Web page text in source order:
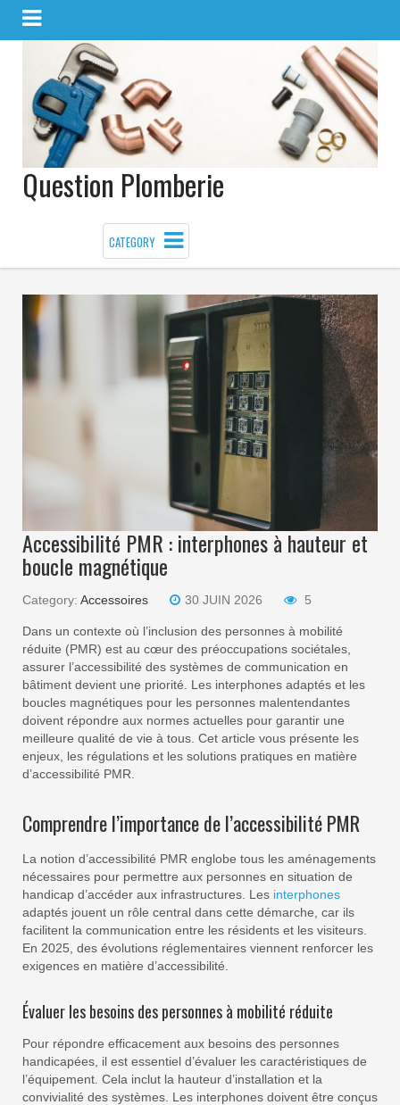
Question Plomberie
CATEGORY
Accessibilité PMR : interphones à hauteur et
boucle magnétique
Category: Accessoires 30 JUIN 2026 5
Dans un contexte où l’inclusion des personnes à mobilité
réduite (PMR) est au cœur des préoccupations sociétales,
assurer l’accessibilité des systèmes de communication en
bâtiment devient une priorité. Les interphones adaptés et les
boucles magnétiques pour les personnes malentendantes
doivent répondre aux normes actuelles pour garantir une
meilleure qualité de vie à tous. Cet article vous présente les
enjeux, les régulations et les solutions pratiques en matière
d’accessibilité PMR.
Comprendre l’importance de l’accessibilité PMR
La notion d’accessibilité PMR englobe tous les aménagements
nécessaires pour permettre aux personnes en situation de
handicap d’accéder aux infrastructures. Les interphones
adaptés jouent un rôle central dans cette démarche, car ils
facilitent la communication entre les résidents et les visiteurs.
En 2025, des évolutions réglementaires viennent renforcer les
exigences en matière d’accessibilité.
Évaluer les besoins des personnes à mobilité réduite
Pour répondre efficacement aux besoins des personnes
handicapées, il est essentiel d’évaluer les caractéristiques de
l’équipement. Cela inclut la hauteur d’installation et la
convivialité des systèmes. Les interphones doivent être conçus